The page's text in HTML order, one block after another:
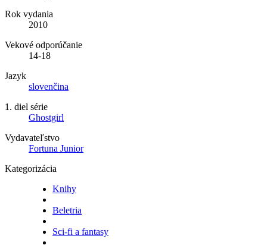
Rok vydania
2010
Vekové odporúčanie
14-18
Jazyk
slovenčina
1. diel série
Ghostgirl
Vydavateľstvo
Fortuna Junior
Kategorizácia
Knihy
Beletria
Sci-fi a fantasy